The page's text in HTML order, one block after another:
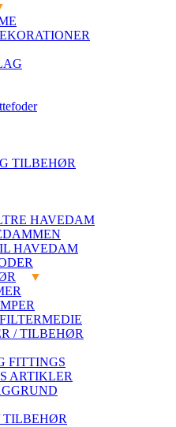
TILBEHØR
HAVEDAM
HAVEDAM
/ TILBEHØR
FITTINGS
ARTIKLER